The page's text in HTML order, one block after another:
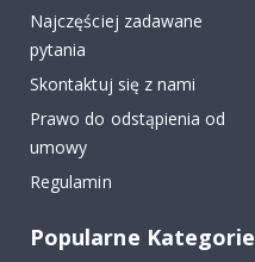
Najczęściej zadawane
pytania
Skontaktuj się z nami
Prawo do odstąpienia od
umowy
Regulamin
Popularne Kategorie